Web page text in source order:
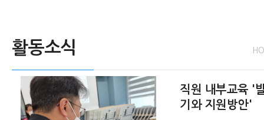
활동소식
직원 내부교육 '
기와 지원방안'